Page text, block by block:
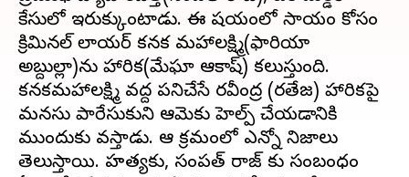
కేసులో ఇరుక్కుంటాడు. ఈ విషయంలో సాయం కోసం
క్రిమినల్ లాయర్ కనక మహాలక్ష్మి(ఫారియా
అబ్దుల్లా)ను హారిక(మేఘా ఆకాష్) కలుస్తుంది.
కనకమహాలక్ష్మి వద్ద పనిచేసే రవీంద్ర (రవితేజ) హారికపై
మనసు పారేసుకుని ఆమెకు హెల్ప్ చేయడానికి
ముందుకు వస్తాడు. ఆ క్రమంలో ఎన్నో నిజాలు
తెలుస్తాయి. హత్యకు, సంపత్ రాజ్ కు సంబంధం